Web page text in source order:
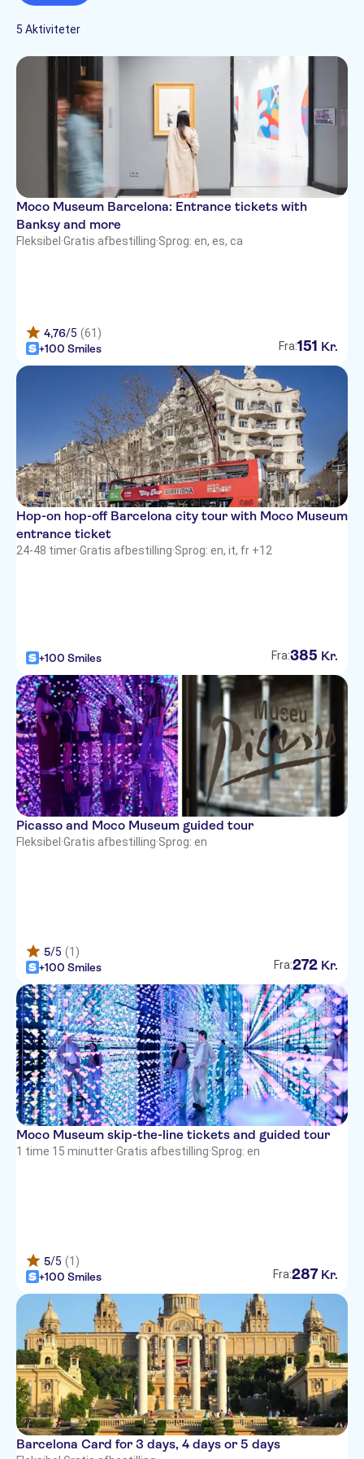
Subject expert guide
kunstgallerier
German
Hebrew
Italian
Japanese
5 Aktiviteter
Moco Museum Barcelona: Entrance tickets with
Banksy and more
Fleksibel ·Gratis afbestilling·Sprog: en, es, ca
4,76/5 (61)
+100 Smiles
Fra:151 Kr.
Hop-on hop-off Barcelona city tour with Moco Museum
entrance ticket
24-48 timer·Gratis afbestilling·Sprog: en, it, fr +12
+100 Smiles Fra:385 Kr.
Picasso and Moco Museum guided tour
Fleksibel ·Gratis afbestilling·Sprog: en
5/5 (1)
+100 Smiles
Fra:272 Kr.
Moco Museum skip-the-line tickets and guided tour
1 time 15 minutter·Gratis afbestilling·Sprog: en
5/5 (1)
+100 Smiles
Fra:287 Kr.
Barcelona Card for 3 days, 4 days or 5 days